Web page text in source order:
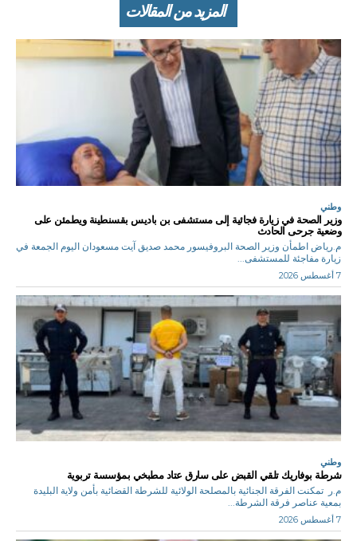
المزيد من المقالات
وطني
وزير الصحة في زيارة فجائية إلى مستشفى بن باديس بقسنطينة ويطمئن على
وضعية جرحى الحادث
م.رياض اطمأن وزير الصحة البروفيسور محمد صديق آيت مسعودان اليوم الجمعة في
زيارة مفاجئة للمستشفى...
7 أغسطس 2026
وطني
شرطة بوفاريك تلقي القبض على سارق عتاد مطبخي بمؤسسة تربوية
م.ر تمكنت الفرقة الجنائية بالمصلحة الولائية للشرطة القضائية بأمن ولاية البليدة
بمعية عناصر فرقة الشرطة...
7 أغسطس 2026